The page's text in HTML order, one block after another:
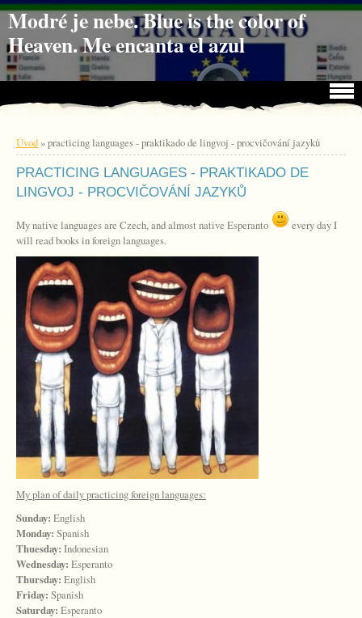
Jdi na obsah
Jdi na menu
Modré je nebe. Blue is the color of
Heaven. Me encanta el azul
Úvod»practicing languages - praktikado de lingvoj - procvičování jazyků
PRACTICING LANGUAGES - PRAKTIKADO DE
LINGVOJ - PROCVIČOVÁNÍ JAZYKŮ
My native languages are Czech, and almost native Esperanto
every day I
will read books in foreign languages.
My plan of daily practicing foreign languages:
Sunday: English
Monday: Spanish
Thuesday: Indonesian
Wednesday: Esperanto
Thursday: English
Friday: Spanish
Saturday: Esperanto